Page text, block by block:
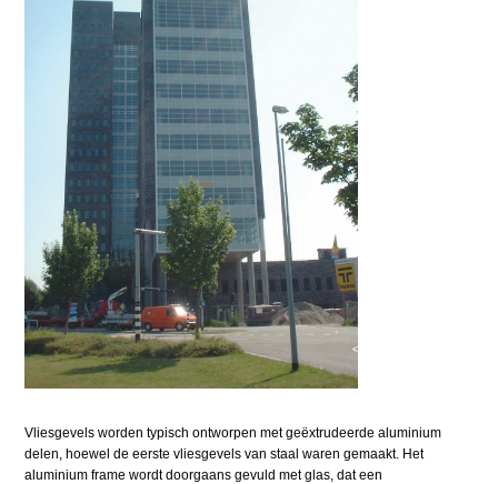
Vliesgevels worden typisch ontworpen met geëxtrudeerde aluminium
delen, hoewel de eerste vliesgevels van staal waren gemaakt. Het
aluminium frame wordt doorgaans gevuld met glas, dat een